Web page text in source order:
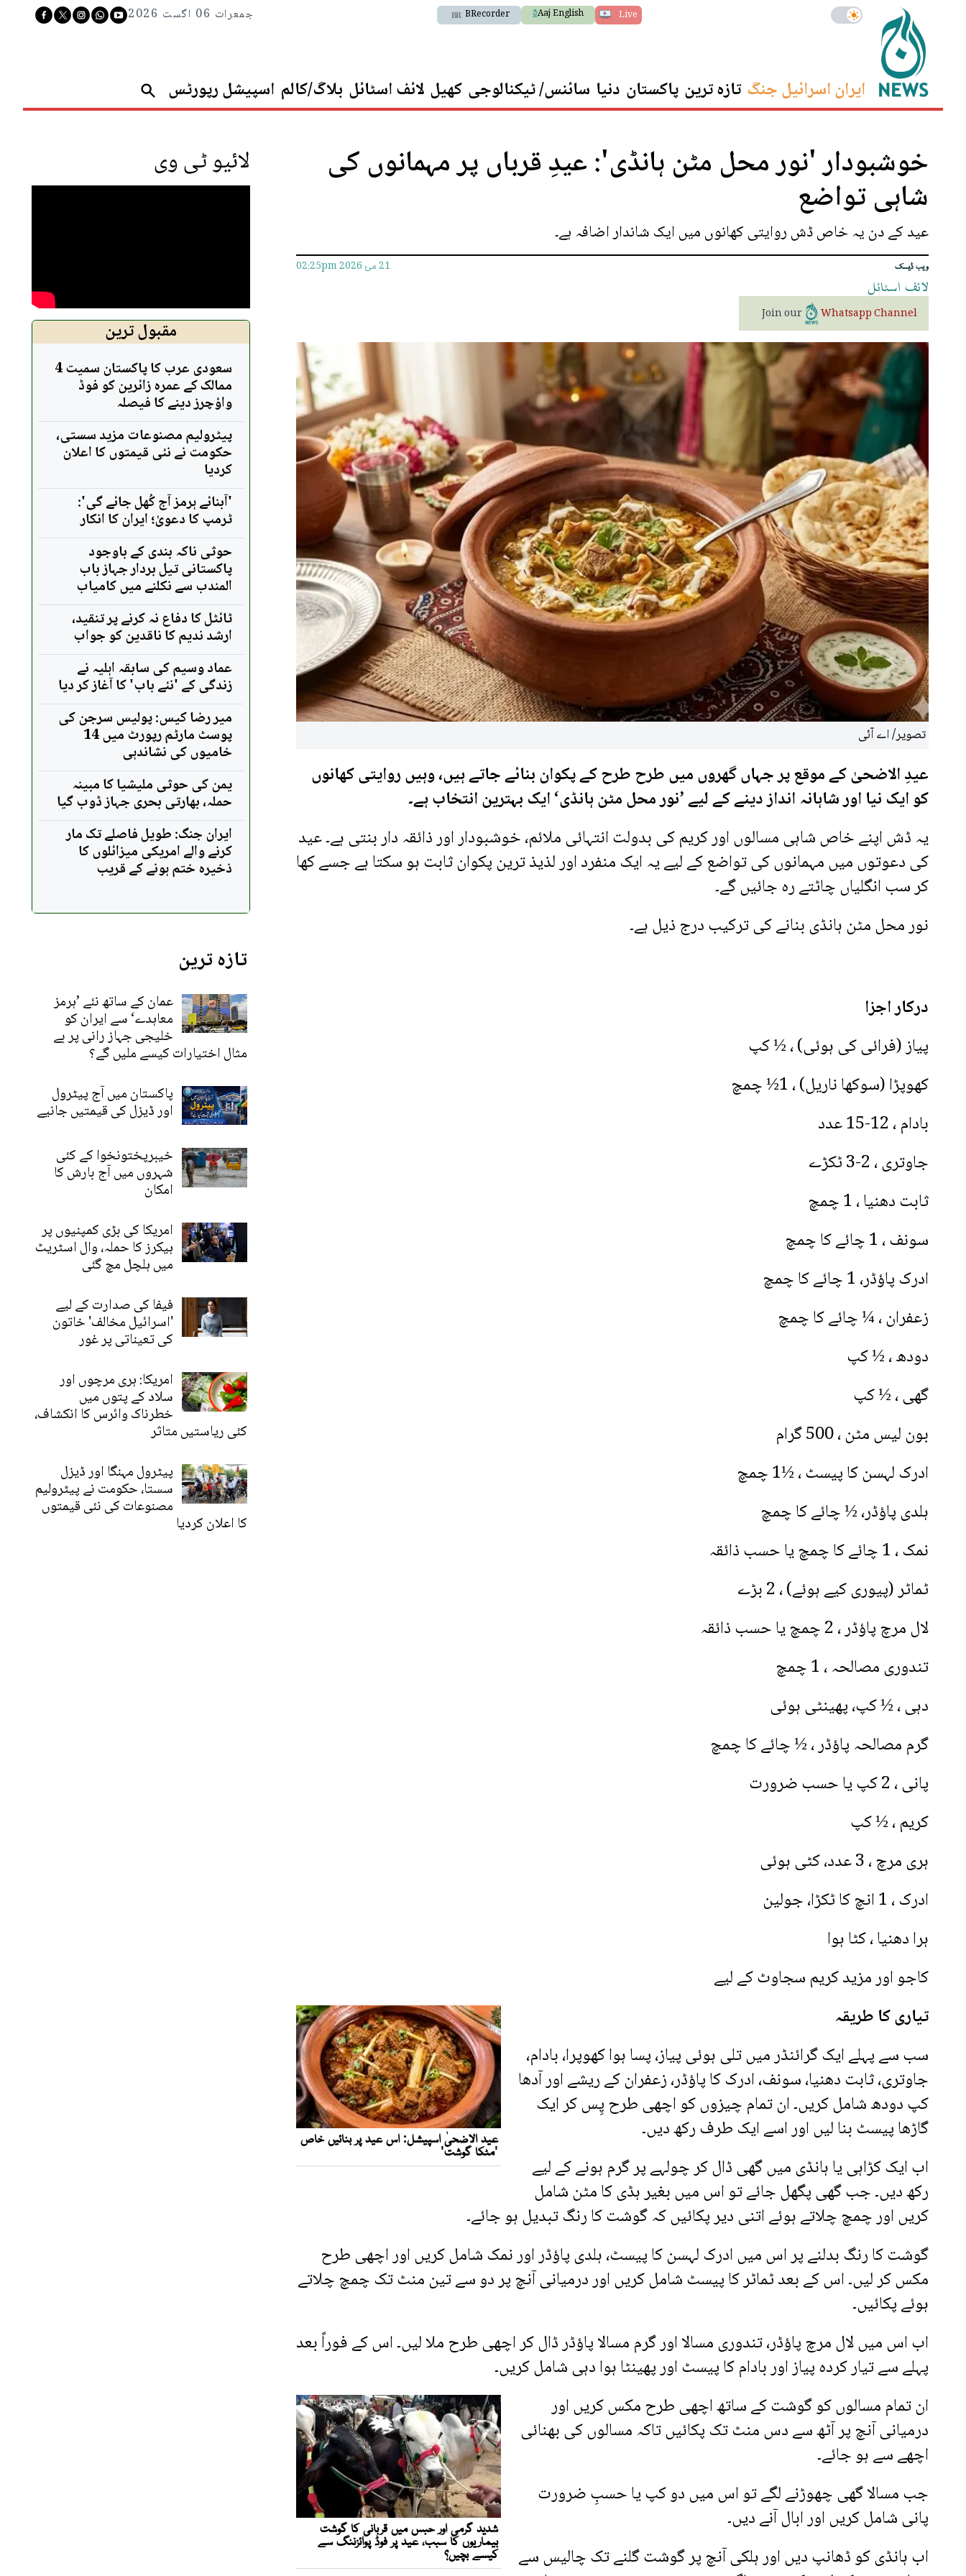
Live
Aaj English
BRecorder جمعرات 06 اگست 2026
ایران اسرائیل جنگ تازہ ترین پاکستان دنیا سائنس/ ٹیکنالوجی کھیل لائف اسٹائل بلاگ/کالم اسپیشل رپورٹس
خوشبودار 'نور محل مٹن ہانڈی': عیدِ قرباں پر مہمانوں کی
شاہی تواضع
عید کے دن یہ خاص ڈش روایتی کھانوں میں ایک شاندار اضافہ ہے۔
ویب ڈیسک 21 مئ 2026 02:25pm
لائف اسٹائل
Join our Whatsapp Channel
تصویر/ اے آئی
عیدِ الاضحیٰ کے موقع پر جہاں گھروں میں طرح طرح کے پکوان بنائے جاتے ہیں، وہیں روایتی کھانوں
کو ایک نیا اور شاہانہ انداز دینے کے لیے ’نور محل مٹن ہانڈی‘ ایک بہترین انتخاب ہے۔
یہ ڈش اپنے خاص شاہی مسالوں اور کریم کی بدولت انتہائی ملائم، خوشبودار اور ذائقہ دار بنتی ہے۔ عید
کی دعوتوں میں مہمانوں کی تواضع کے لیے یہ ایک منفرد اور لذیذ ترین پکوان ثابت ہو سکتا ہے جسے کھا
کر سب انگلیاں چاٹتے رہ جائیں گے۔
نور محل مٹن ہانڈی بنانے کی ترکیب درج ذیل ہے۔
درکار اجزا
پیاز (فرائی کی ہوئی) ، ½ کپ
کھوپڑا (سوکھا ناریل) ، 1½ چمچ
بادام ، 12-15 عدد
جاوتری ، 2-3 ٹکڑے
ثابت دھنیا ، 1 چمچ
سونف ، 1 چائے کا چمچ
ادرک پاؤڈر، 1 چائے کا چمچ
زعفران ، ¼ چائے کا چمچ
دودھ ، ½ کپ
گھی ، ½ کپ
بون لیس مٹن ، 500 گرام
ادرک لہسن کا پیسٹ ، ½1 چمچ
ہلدی پاؤڈر، ½ چائے کا چمچ
نمک ، 1 چائے کا چمچ یا حسب ذائقہ
ٹماٹر (پیوری کیے ہوئے) ، 2 بڑے
لال مرچ پاؤڈر ، 2 چمچ یا حسب ذائقہ
تندوری مصالحہ ، 1 چمچ
دہی ، ½ کپ، پھینٹی ہوئی
گرم مصالحہ پاؤڈر ، ½ چائے کا چمچ
پانی ، 2 کپ یا حسب ضرورت
کریم ، ½ کپ
ہری مرچ ، 3 عدد، کٹی ہوئی
ادرک ، 1 انچ کا ٹکڑا، جولین
ہرا دھنیا ، کٹا ہوا
کاجو اور مزید کریم سجاوٹ کے لیے
تیاری کا طریقہ
سب سے پہلے ایک گرائنڈر میں تلی ہوئی پیاز، پسا ہوا کھوپرا، بادام،
جاوتری، ثابت دھنیا، سونف، ادرک کا پاؤڈر، زعفران کے ریشے اور آدھا
کپ دودھ شامل کریں۔ ان تمام چیزوں کو اچھی طرح پِس کر ایک
گاڑھا پیسٹ بنا لیں اور اسے ایک طرف رکھ دیں۔
اب ایک کڑاہی یا ہانڈی میں گھی ڈال کر چولہے پر گرم ہونے کے لیے
رکھ دیں۔ جب گھی پگھل جائے تو اس میں بغیر ہڈی کا مٹن شامل
کریں اور چمچ چلاتے ہوئے اتنی دیر پکائیں کہ گوشت کا رنگ تبدیل ہو جائے۔
گوشت کا رنگ بدلنے پر اس میں ادرک لہسن کا پیسٹ، ہلدی پاؤڈر اور نمک شامل کریں اور اچھی طرح
مکس کر لیں۔ اس کے بعد ٹماٹر کا پیسٹ شامل کریں اور درمیانی آنچ پر دو سے تین منٹ تک چمچ چلاتے
ہوئے پکائیں۔
اب اس میں لال مرچ پاؤڈر، تندوری مسالا اور گرم مسالا پاؤڈر ڈال کر اچھی طرح ملا لیں۔ اس کے فوراً بعد
پہلے سے تیار کردہ پیاز اور بادام کا پیسٹ اور پھینٹا ہوا دہی شامل کریں۔
ان تمام مسالوں کو گوشت کے ساتھ اچھی طرح مکس کریں اور
درمیانی آنچ پر آٹھ سے دس منٹ تک پکائیں تاکہ مسالوں کی بھنائی
اچھے سے ہو جائے۔
جب مسالا گھی چھوڑنے لگے تو اس میں دو کپ یا حسبِ ضرورت
پانی شامل کریں اور ابال آنے دیں۔
اب ہانڈی کو ڈھانپ دیں اور ہلکی آنچ پر گوشت گلنے تک چالیس سے
لائیو ٹی وی
مقبول ترین
سعودی عرب کا پاکستان سمیت 4
ممالک کے عمرہ زائرین کو فوڈ
واؤچرز دینے کا فیصلہ
پیٹرولیم مصنوعات مزید سستی،
حکومت نے نئی قیمتوں کا اعلان
کردیا
'آبنائے ہرمز آج کُھل جائے گی':
ٹرمپ کا دعویٰ؛ ایران کا انکار
حوثی ناکہ بندی کے باوجود
پاکستانی تیل بردار جہاز باب
المندب سے نکلنے میں کامیاب
ٹائٹل کا دفاع نہ کرنے پر تنقید،
ارشد ندیم کا ناقدین کو جواب
عماد وسیم کی سابقہ اہلیہ نے
زندگی کے 'نئے باب' کا آغاز کر دیا
میر رضا کیس: پولیس سرجن کی
پوسٹ مارٹم رپورٹ میں 14
خامیوں کی نشاندہی
یمن کی حوثی ملیشیا کا مبینہ
حملہ، بھارتی بحری جہاز ڈوب گیا
ایران جنگ: طویل فاصلے تک مار
کرنے والے امریکی میزائلوں کا
ذخیرہ ختم ہونے کے قریب
تازہ ترین
عمان کے ساتھ نئے ’ہرمز
معاہدے‘ سے ایران کو
خلیجی جہاز رانی پر بے
مثال اختیارات کیسے ملیں گے؟
پاکستان میں آج پیٹرول
اور ڈیزل کی قیمتیں جانیے
خیبرپختونخوا کے کئی
شہروں میں آج بارش کا
امکان
امریکا کی بڑی کمپنیوں پر
ہیکرز کا حملہ، وال اسٹریٹ
میں ہلچل مچ گئی
فیفا کی صدارت کے لیے
'اسرائیل مخالف' خاتون
کی تعیناتی پر غور
امریکا: ہری مرچوں اور
سلاد کے پتوں میں
خطرناک وائرس کا انکشاف،
کئی ریاستیں متاثر
پیٹرول مہنگا اور ڈیزل
سستا، حکومت نے پیٹرولیم
مصنوعات کی نئی قیمتوں
کا اعلان کردیا